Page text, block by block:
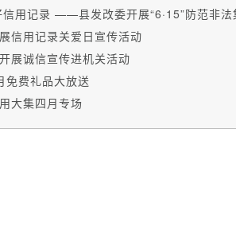
用记录 ——县发改委开展“6·15”防范非法
信用记录关爱日宣传活动
展诚信宣传进机关活动
免费礼品大放送
大集四月专场